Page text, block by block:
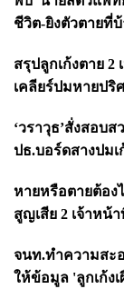
ชีวิต-ยิงตัวตายที่
สรุปลูกเก้งตาย 2
เคลียร์ปมหายปริ
‘วราวุธ’สั่งสอบ
ปธ.บอร์ดสางปมเ
หายหรือตายต้อง
สูญเสีย 2 เจ้าหน้
จนท.ทำความสะ
ให้ข้อมูล 'ลูกเก้ง